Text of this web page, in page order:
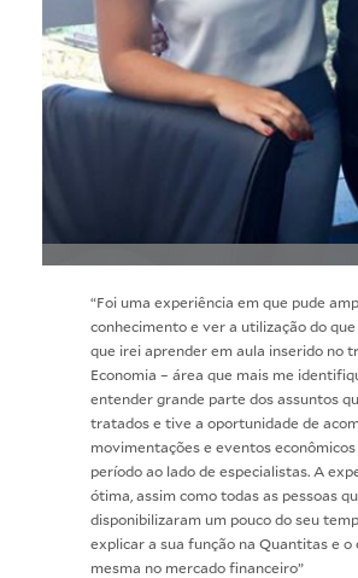
“Foi uma experiência em que pude
conhecimento e ver a utilização do
que irei aprender em aula inserido no
Economia – área que mais me
entender grande parte dos assuntos
tratados e tive a oportunidade de
movimentações e eventos econômicos
período ao lado de especialistas. A
ótima, assim como todas as pessoas
disponibilizaram um pouco do seu
explicar a sua função na Quantitas e o
mesma no mercado financeiro”